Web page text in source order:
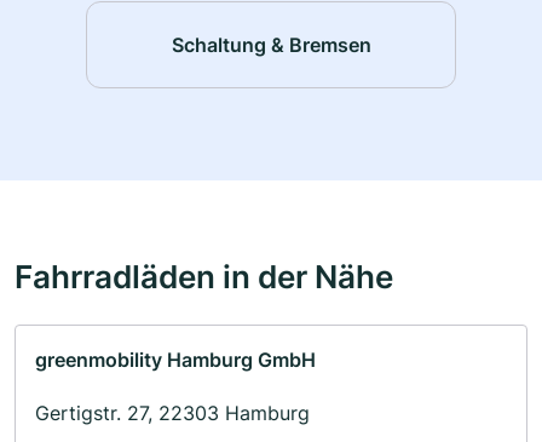
Schaltung & Bremsen
Fahrradläden in der Nähe
greenmobility Hamburg GmbH
Gertigstr. 27, 22303 Hamburg